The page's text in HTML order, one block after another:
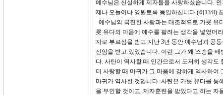
예수님은 신실하게 제자들을 사랑하셨습니다.
제나 오늘이나 영원토록 동일하십니다.(히13:8)
예수님의 극진한 사랑과는 대조적으로 가룟 유
룟 유다의 마음에 예수를 팔려는 생각을 넣었더
자로 부르심을 받고 지난 3년 동안 예수님과 공
신임을 받고 있었습니다. 이런 그가 왜 스승을
다. 사탄이 역사할 때 인간으로서 도저히 생각
더 사랑할 때 마귀가 그 마음에 강하게 역사하여
마귀가 역사한 것입니다. 사탄은 가룟 유다를
을 부인할 것이고, 제자훈련을 받았다고 하는